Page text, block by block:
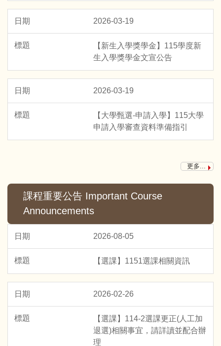
2026-03-19
【新生入學獎學金】115學度新
生入學獎學金文宣公告
2026-03-19
【大學甄選-申請入學】115大學
申請入學審查資料準備指引
更多...
課程重要公告 Important Course
Announcements
2026-08-05
【選課】1151選課相關資訊
2026-02-26
【選課】114-2選課更正(人工加
退選)相關事宜，請詳讀並配合辦
理